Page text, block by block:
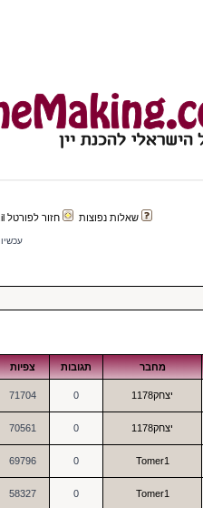
שאלות נפוצות חזור לפורטל winemaking.co.il
עכשיו 07 אוגוסט 2026, 07:11
מחבר תגובות צפיות
יצחק1178 0
71704
יצחק1178 0
70561
Tomer1
0
69796
Tomer1
0
58327